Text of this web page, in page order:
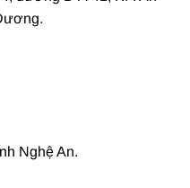
Nghệ An.